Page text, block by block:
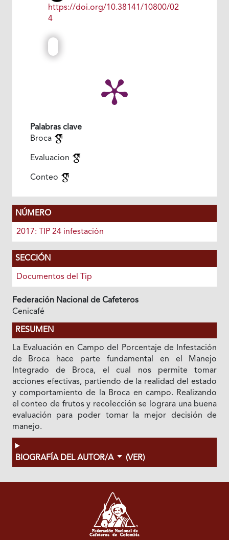
https://doi.org/10.38141/10800/02
4
Palabras clave
Broca
Evaluacion
Conteo
NÚMERO
2017: TIP 24 infestación
SECCIÓN
Documentos del Tip
Federación Nacional de Cafeteros
Cenicafé
RESUMEN
La Evaluación en Campo del Porcentaje de Infestación
de Broca hace parte fundamental en el Manejo
Integrado de Broca, el cual nos permite tomar
acciones efectivas, partiendo de la realidad del estado
y comportamiento de la Broca en campo. Realizando
el conteo de frutos y recolección se lograra una buena
evaluación para poder tomar la mejor decisión de
manejo.
BIOGRAFÍA DEL AUTOR/A (VER)